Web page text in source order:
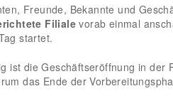
Freunde, Bekannte und
Filiale vorab einmal
startet.
ist die Geschäftseröffnung in der
das Ende der